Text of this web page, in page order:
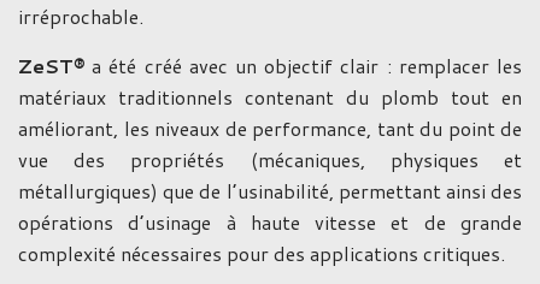
irréprochable.
ZeST® a été créé avec un objectif clair : remplacer les
matériaux traditionnels contenant du plomb tout en
améliorant, les niveaux de performance, tant du point de
vue des propriétés (mécaniques, physiques et
métallurgiques) que de l’usinabilité, permettant ainsi des
opérations d’usinage à haute vitesse et de grande
complexité nécessaires pour des applications critiques.